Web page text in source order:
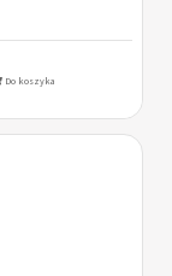
Do koszyka